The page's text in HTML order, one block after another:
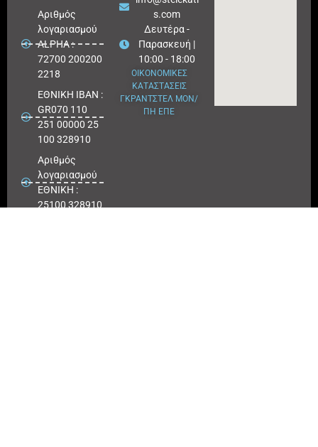
Aριθμός
λογαριασμού
ALPHA :
72700 200200
2218
ΕΘΝΙΚΗ ΙΒΑΝ :
GR070 110
251 00000 25
100 328910
Αριθμός
λογαριασμού
ΕΘΝΙΚΗ :
25100 328910
s.com
Δευτέρα -
Παρασκευή |
10:00 - 18:00
ΟΙΚΟΝΟΜΙΚΕΣ
ΚΑΤΑΣΤΑΣΕΙΣ
ΓΚΡΑΝΤΣΤΕΛ ΜΟΝ/
ΠΗ ΕΠΕ